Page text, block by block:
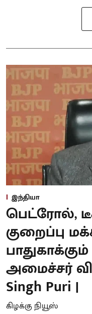
இந்தியா
பெட்ரோல்,
குறைப்பு
பாதுகாக்கும்
அமைச்சர்
Singh Puri |
கிழக்கு நியூஸ்